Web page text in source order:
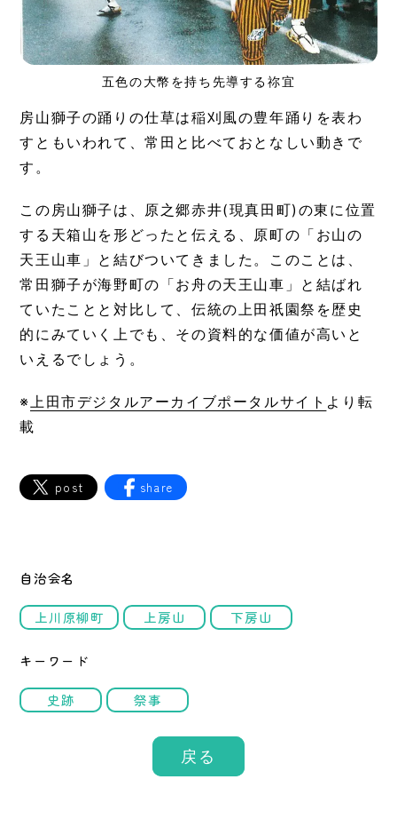
五色の大幣を持ち先導する祢宜
房山獅子の踊りの仕草は稲刈風の豊年踊りを表わ
すともいわれて、常田と比べておとなしい動きで
す。
この房山獅子は、原之郷赤井(現真田町)の東に位置
する天箱山を形どったと伝える、原町の「お山の
天王山車」と結びついてきました。このことは、
常田獅子が海野町の「お舟の天王山車」と結ばれ
ていたことと対比して、伝統の上田祇園祭を歴史
的にみていく上でも、その資料的な価値が高いと
いえるでしょう。
※上田市デジタルアーカイブポータルサイト より転
載
post share
自治会名
上川原柳町 上房山 下房山
キーワード
史跡 祭事
戻る